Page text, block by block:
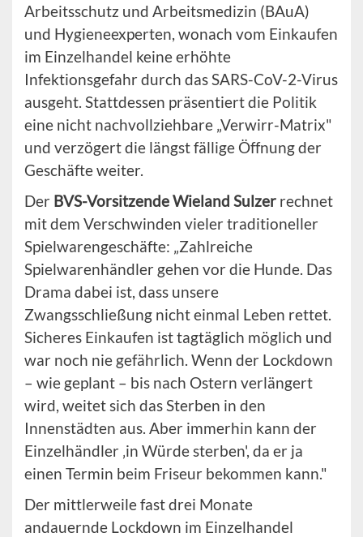
Arbeitsschutz und Arbeitsmedizin (BAuA)
und Hygieneexperten, wonach vom Einkaufen
im Einzelhandel keine erhöhte
Infektionsgefahr durch das SARS-CoV-2-Virus
ausgeht. Stattdessen präsentiert die Politik
eine nicht nachvollziehbare „Verwirr-Matrix"
und verzögert die längst fällige Öffnung der
Geschäfte weiter.
Der BVS-Vorsitzende Wieland Sulzer rechnet
mit dem Verschwinden vieler traditioneller
Spielwarengeschäfte: „Zahlreiche
Spielwarenhändler gehen vor die Hunde. Das
Drama dabei ist, dass unsere
Zwangsschließung nicht einmal Leben rettet.
Sicheres Einkaufen ist tagtäglich möglich und
war noch nie gefährlich. Wenn der Lockdown
– wie geplant – bis nach Ostern verlängert
wird, weitet sich das Sterben in den
Innenstädten aus. Aber immerhin kann der
Einzelhändler ‚in Würde sterben', da er ja
einen Termin beim Friseur bekommen kann."
Der mittlerweile fast drei Monate
andauernde Lockdown im Einzelhandel